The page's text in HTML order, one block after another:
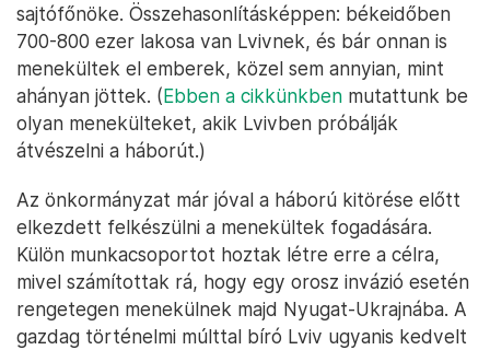
sajtófőnöke. Összehasonlításképpen: békeidőben
700-800 ezer lakosa van Lvivnek, és bár onnan is
menekültek el emberek, közel sem annyian, mint
ahányan jöttek. (Ebben a cikkünkben mutattunk be
olyan menekülteket, akik Lvivben próbálják
átvészelni a háborút.)
Az önkormányzat már jóval a háború kitörése előtt
elkezdett felkészülni a menekültek fogadására.
Külön munkacsoportot hoztak létre erre a célra,
mivel számítottak rá, hogy egy orosz invázió esetén
rengetegen menekülnek majd Nyugat-Ukrajnába. A
gazdag történelmi múlttal bíró Lviv ugyanis kedvelt